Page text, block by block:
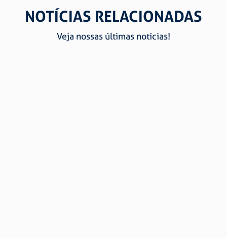
NOTÍCIAS RELACIONADAS
Veja nossas últimas notícias!